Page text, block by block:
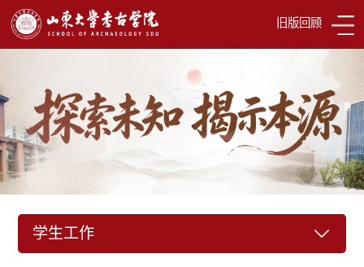
旧版回顾
学生工作